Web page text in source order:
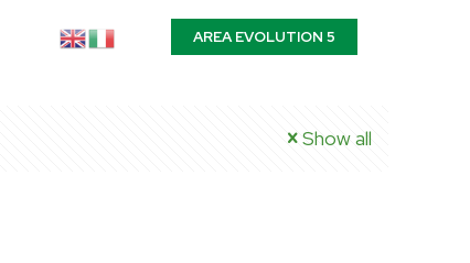
AREA EVOLUTION 5
Show all